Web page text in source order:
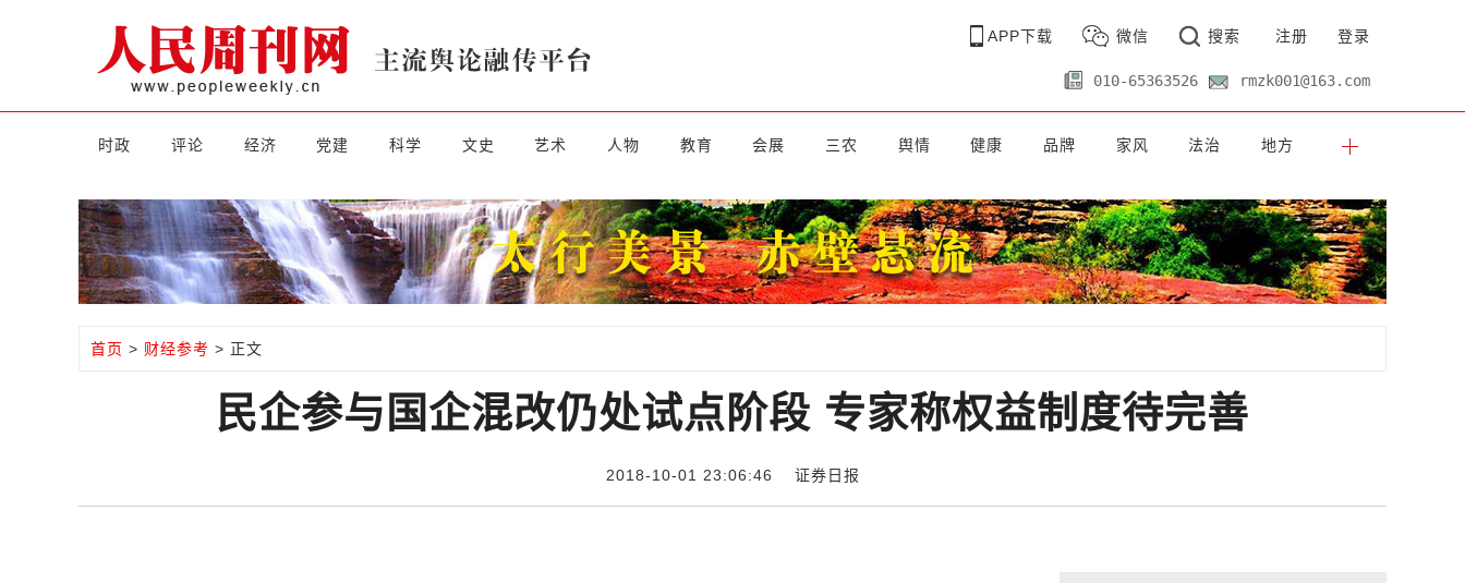
APP下载 微信 搜索 注册 登录
010-65363526 rmzk001@163.com
时政 评论 经济 党建 科学 文史 艺术 人物 教育 会展 三农 舆情 健康 品牌 家风 法治 地方
首页 > 财经参考 > 正文
民企参与国企混改仍处试点阶段 专家称权益制度待完善
2018-10-01 23:06:46 证券日报